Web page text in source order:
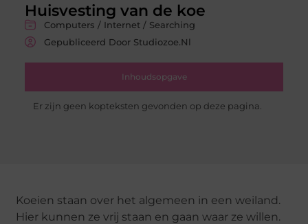
Huisvesting van de koe
Computers / Internet / Searching
Gepubliceerd Door Studiozoe.nl
Inhoudsopgave
Er zijn geen kopteksten gevonden op deze pagina.
Koeien staan over het algemeen in een weiland.
Hier kunnen ze vrij staan en gaan waar ze willen.